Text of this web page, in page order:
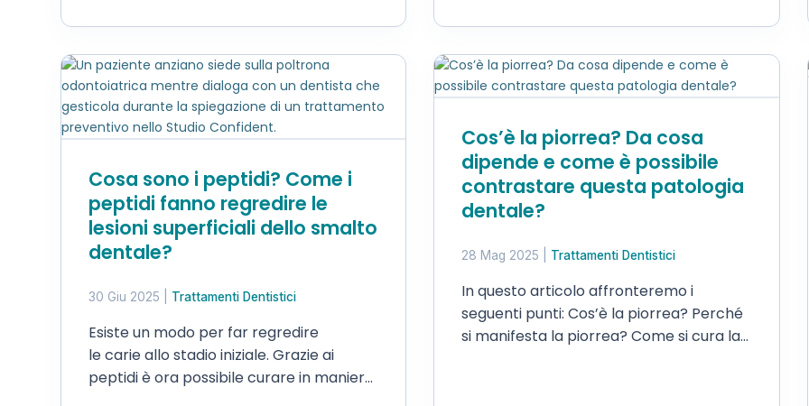
firma…
Cosa sono i peptidi? Come i
peptidi fanno regredire le
lesioni superficiali dello smalto
dentale?
30 Giu 2025 Trattamenti Dentistici
Esiste un modo per far regredire
le carie allo stadio iniziale. Grazie ai
peptidi è ora possibile curare in maniera
Cos’è la piorrea? Da cosa
dipende e come è possibile
contrastare questa patologia
dentale?
28 Mag 2025 Trattamenti Dentistici
In questo articolo affronteremo i
seguenti punti: Cos’è la piorrea? Perché
si manifesta la piorrea? Come si cura la